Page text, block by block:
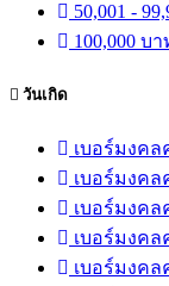
50,001 -
100,000 บ
วันเกิด
เบอร์มงค
เบอร์มงคล
เบอร์มงค
เบอร์มงค
เบอร์มงค